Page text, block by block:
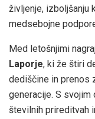
življenje, izboljšanju
medsebojne
Med letošnjimi
Laporje, ki že štiri
dediščine in prenos
generacije. S svojim
številnih prireditvah